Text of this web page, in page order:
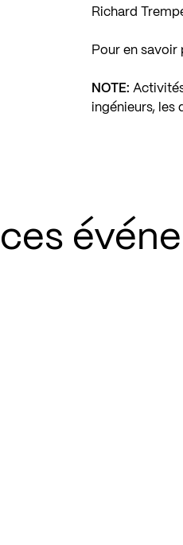
Richard
Pour en savoir
NOTE:
ingénieurs, les